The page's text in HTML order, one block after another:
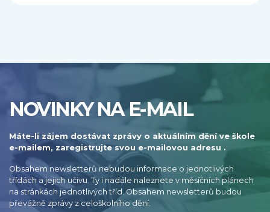
NOVINKY NA E-MAIL
Máte-li zájem dostávat zprávy o aktuálním dění ve škole
e-mailem, zaregistrujte svou e-mailovou adresu .
Obsahem newsletterů nebudou informace o jednotlivých
třídách a jejich učivu. Ty i nadále naleznete v měsíčních plánech
na stránkách jednotlivých tříd. Obsahem newsletterů budou
převážně zprávy z celoškolního dění.